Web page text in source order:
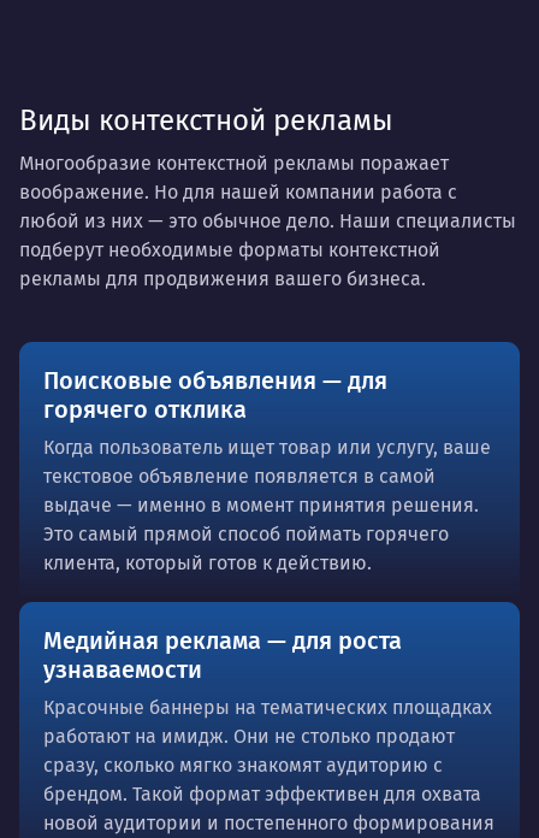
Виды контекстной рекламы
Многообразие контекстной рекламы поражает
воображение. Но для нашей компании работа с
любой из них — это обычное дело. Наши специалисты
подберут необходимые форматы контекстной
рекламы для продвижения вашего бизнеса.
Поисковые объявления — для
горячего отклика
Когда пользователь ищет товар или услугу, ваше
текстовое объявление появляется в самой
выдаче — именно в момент принятия решения.
Это самый прямой способ поймать горячего
клиента, который готов к действию.
Медийная реклама — для роста
узнаваемости
Красочные баннеры на тематических площадках
работают на имидж. Они не столько продают
сразу, сколько мягко знакомят аудиторию с
брендом. Такой формат эффективен для охвата
новой аудитории и постепенного формирования